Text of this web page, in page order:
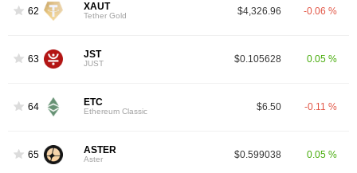
62 XAUT
Tether Gold $4,326.96 -0.06 %
63 JST
JUST $0.105628 0.05 %
64 ETC
Ethereum Classic $6.50 -0.11 %
65 ASTER
Aster $0.599038 0.05 %